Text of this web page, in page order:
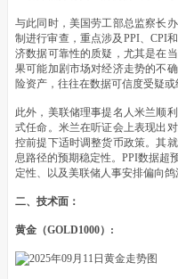
与此同时，美国劳工部总监察长
制进行审查，重点涉及PPI、CPI
济数据可靠性的质疑，尤其是在
果可能加剧市场对经济走势的不
险资产，往往在数据可信度受疑
此外，美联储理事提名人米兰顺
式任命。米兰在听证会上表现出
控前提下适时调整货币政策。其
息路径的预期稳定性。PPI数据超
定性、以及美联储人事安排偏向
二、技术面：
黄金（GOLD1000）: